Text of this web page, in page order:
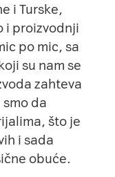
i Turske,
i proizvodnji
po mic, sa
su nam se
zahteva
da
što je
i sada
obuće.